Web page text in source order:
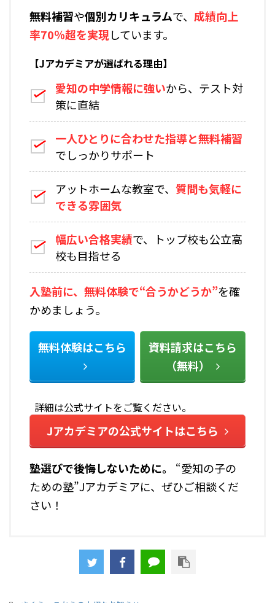
無料補習や個別カリキュラムで、 成績向上
率70％超を実現しています。
【Jアカデミアが選ばれる理由】
愛知の中学情報に強いから、テスト対
策に直結
一人ひとりに合わせた指導と無料補習
でしっかりサポート
アットホームな教室で、 質問も気軽に
できる雰囲気
幅広い合格実績で、トップ校も公立高
校も目指せる
入塾前に、無料体験で“合うかどうか”を確
かめましょう。
無料体験はこちら
資料請求はこちら
（無料）
詳細は公式サイトをご覧ください。
Jアカデミアの公式サイトはこちら
塾選びで後悔しないために――。
“愛知の子の
ための塾”Jアカデミアに、ぜひご相談くだ
さい！